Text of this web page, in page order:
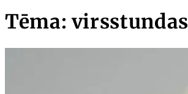
Tēma: virsstundas